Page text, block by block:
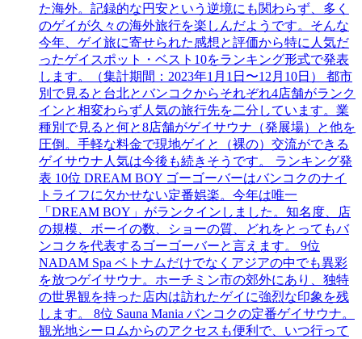
た海外。記録的な円安という逆境にも関わらず、多く
のゲイが久々の海外旅行を楽しんだようです。そんな
今年、ゲイ旅に寄せられた感想と評価から特に人気だ
ったゲイスポット・ベスト10をランキング形式で発表
します。（集計期間：2023年1月1日〜12月10日） 都市
別で見ると台北とバンコクからそれぞれ4店舗がランク
インと相変わらず人気の旅行先を二分しています。業
種別で見ると何と8店舗がゲイサウナ（発展場）と他を
圧倒。手軽な料金で現地ゲイと（裸の）交流ができる
ゲイサウナ人気は今後も続きそうです。 ランキング発
表 10位 DREAM BOY ゴーゴーバーはバンコクのナイ
トライフに欠かせない定番娯楽。今年は唯一
「DREAM BOY」がランクインしました。知名度、店
の規模、ボーイの数、ショーの質、どれをとってもバ
ンコクを代表するゴーゴーバーと言えます。 9位
NADAM Spa ベトナムだけでなくアジアの中でも異彩
を放つゲイサウナ。ホーチミン市の郊外にあり、独特
の世界観を持った店内は訪れたゲイに強烈な印象を残
します。 8位 Sauna Mania バンコクの定番ゲイサウナ。
観光地シーロムからのアクセスも便利で、いつ行って